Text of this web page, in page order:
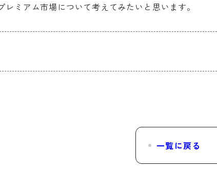
レミアム市場について考えてみたいと思います。
一覧に戻る